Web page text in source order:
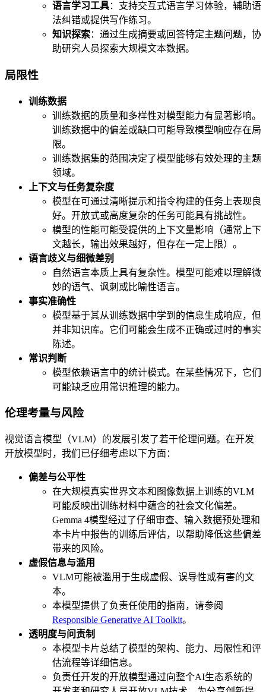
语言学习工具：支持交互式语言学习体验，辅助语
法纠错或提供写作练习。
知识探索：通过生成摘要或回答特定主题问题，协
助研究人员探索大规模文本数据。
局限性
训练数据
训练数据的质量和多样性对模型能力有显著影响。
训练数据中的偏差或缺口可能导致模型响应存在局
限。
训练数据集的范围决定了模型能够有效处理的主题
领域。
上下文与任务复杂度
模型在可通过清晰提示和指令构建的任务上表现良
好。开放式或高度复杂的任务可能具有挑战性。
模型的性能可能受提供的上下文量影响（通常上下
文越长，输出效果越好，但存在一定上限）。
语言歧义与细微差别
自然语言本质上具有复杂性。模型可能难以理解微
妙的语气、讽刺或比喻性语言。
事实准确性
模型基于其从训练数据中学到的信息生成响应，但
并非知识库。它们可能会生成不正确或过时的事实
陈述。
常识判断
模型依赖语言中的统计模式。在某些情况下，它们
可能缺乏应用常识推理的能力。
伦理考量与风险
视觉语言模型（VLM）的发展引发了若干伦理问题。在开发
开放模型时，我们已仔细考虑以下方面：
偏差与公平性
在大规模真实世界文本和图像数据上训练的VLM
可能反映出训练材料中蕴含的社会文化偏差。
Gemma 4模型经过了仔细审查、输入数据预处理和
本卡片中报告的训练后评估，以帮助降低这些偏差
带来的风险。
虚假信息与滥用
VLM可能被滥用于生成虚假、误导性或有害的文
本。
本模型提供了负责任使用的指南，请参阅
Responsible Generative AI Toolkit。
透明度与问责制
本模型卡片总结了模型的架构、能力、局限性和评
估流程等详细信息。
负责任开发的开放模型通过向整个AI生态系统的